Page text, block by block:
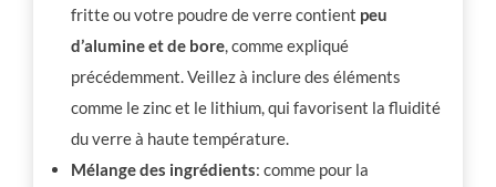
fritte ou votre poudre de verre contient peu
d’alumine et de bore, comme expliqué
précédemment. Veillez à inclure des éléments
comme le zinc et le lithium, qui favorisent la fluidité
du verre à haute température.
Mélange des ingrédients: comme pour la